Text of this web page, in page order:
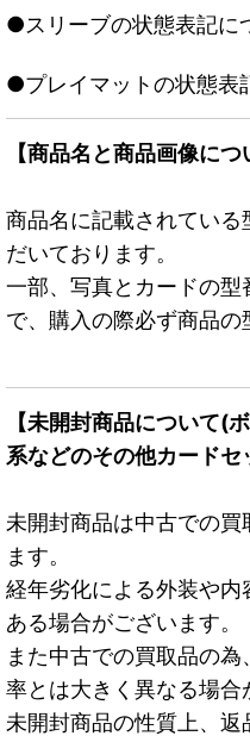
●スリーブの状態表記に
●プレイマットの状態表
【商品名と商品画像につ
商品名に記載されてい
だいております。
一部、写真とカードの
で、購入の際必ず商品の
【未開封商品について(
系などのその他カードセ
未開封商品は中古での
ます。
経年劣化による外装や
ある場合がございます。
また中古での買取品の
率とは大きく異なる場合
未開封商品の性質上、